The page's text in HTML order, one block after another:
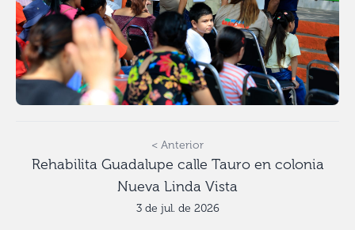
< Anterior
Rehabilita Guadalupe calle Tauro en colonia
Nueva Linda Vista
3 de jul. de 2026